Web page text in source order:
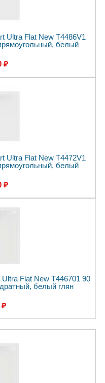
Ultra Flat New T4486V1
белый
₽
Ultra Flat New T4472V1
белый
₽
Flat New T446701 90
белый глян
₽